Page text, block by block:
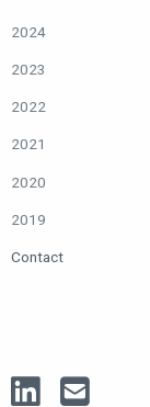
2024
2023
2022
2021
2020
2019
Contact